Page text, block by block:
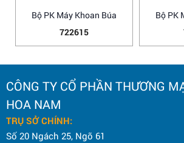
Bộ PK Máy Khoan Búa
722615
Bộ PK
CÔNG TY CỔ PHẦN THƯƠNG
HOA NAM
TRỤ SỞ CHÍNH:
Số 20 Ngách 25, Ngõ 61